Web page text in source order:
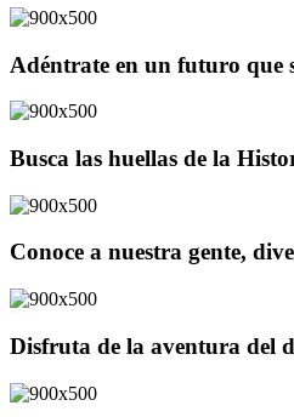
Adéntrate en un futuro que
Busca las huellas de la
Conoce a nuestra gente,
Disfruta de la aventura del